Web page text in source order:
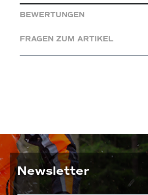
BEWERTUNGEN
FRAGEN ZUM ARTIKEL
Newsletter